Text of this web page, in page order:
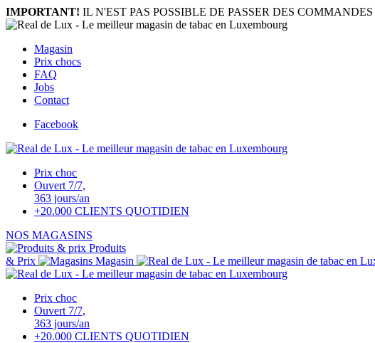
IMPORTANT! IL N'EST PAS POSSIBLE DE PASSER DES
Magasin
Prix chocs
FAQ
Jobs
Contact
Facebook
Prix choc
Ouvert 7/7,
363 jours/an
+20.000 CLIENTS QUOTIDIEN
NOS MAGASINS
Produits
& Prix
Magasin
Prix choc
Ouvert 7/7,
363 jours/an
+20.000 CLIENTS QUOTIDIEN